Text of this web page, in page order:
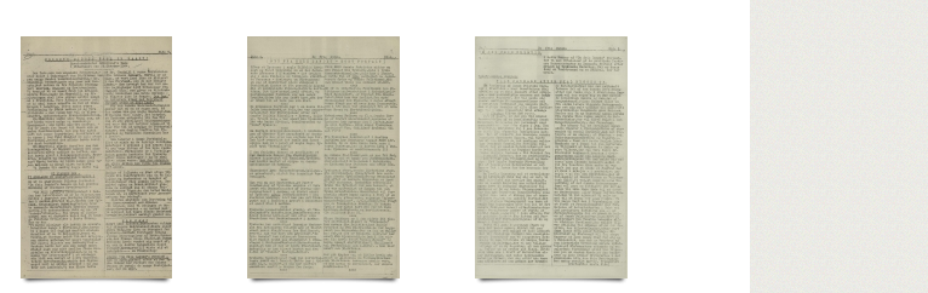
Kbh. Andreasen, Robert Belgien
Bendixen, Johanne, Vanløse
Buchenwald C Casino, biograf, Kbh. Christensen, C.T., Roskilde
Christensen, Sv. Aage, Kbh.
D Dagmarhus Danmarks Frihedsraad Det danske Raad Det radikale Venstre
Gribskov Grækenland Grøndals Parkvej, Kbh. Guslav-Værkerne Hansen, kontrollør, Kbh.
J Jensen, Helman, Kbh. Johansen, Kbh. Johansen, Kjeld, kontorchef, Statistisk Kontor
Kritisk Ugerevue Københavns Frihavn Københavns Hovedbanegaard Køge Landevej
L
Markussen, Povl, assistent, Kbh. Modstandsbevægelsen, den danske
Mosede Batteri
Nielsen, P., Kbh. O Olsen, A., Kbh. Olsen, Niels, kunstmaler, Kbh.
P